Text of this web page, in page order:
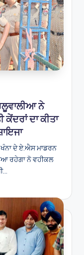
ਨੇ
ਕੇਂਦਰਾਂ ਦਾ ਕੀਤਾ
ਖੰਨਾ ਦੇ ਏ.ਐਸ ਮਾਡਰਨ
ਰਹੇਗਾ ਨੋ ਵਹੀਕਲ